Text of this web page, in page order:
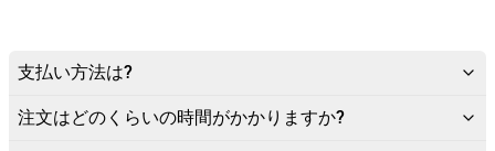
支払い方法は?
注文はどのくらいの時間がかかりますか?